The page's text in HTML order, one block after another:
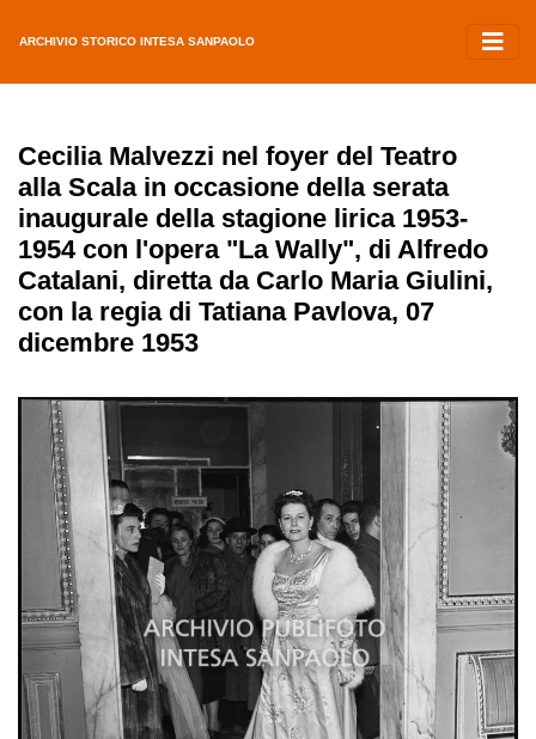
ARCHIVIO STORICO INTESA SANPAOLO
Cecilia Malvezzi nel foyer del Teatro
alla Scala in occasione della serata
inaugurale della stagione lirica 1953-
1954 con l'opera "La Wally", di Alfredo
Catalani, diretta da Carlo Maria Giulini,
con la regia di Tatiana Pavlova, 07
dicembre 1953